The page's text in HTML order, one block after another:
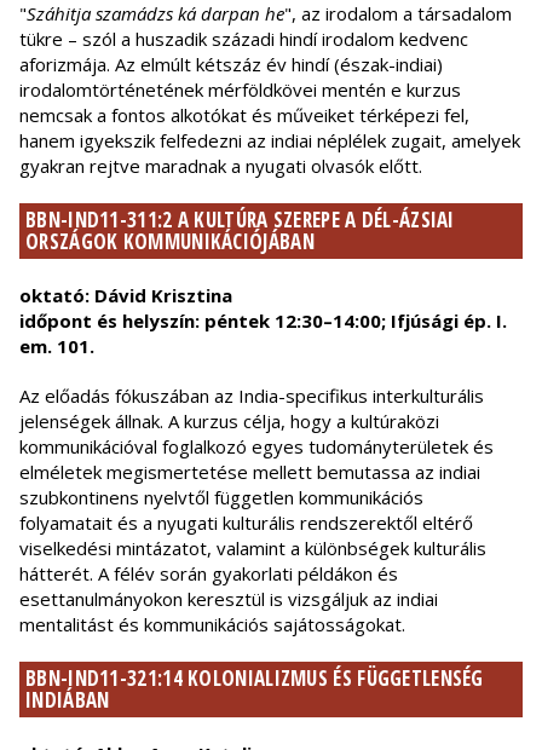
"Száhitja szamádzs ká darpan he", az irodalom a társadalom
tükre – szól a huszadik századi hindí irodalom kedvenc
aforizmája. Az elmúlt kétszáz év hindí (észak-indiai)
irodalomtörténetének mérföldkövei mentén e kurzus
nemcsak a fontos alkotókat és műveiket térképezi fel,
hanem igyekszik felfedezni az indiai néplélek zugait, amelyek
gyakran rejtve maradnak a nyugati olvasók előtt.
BBN-IND11-311:2 A KULTÚRA SZEREPE A DÉL-ÁZSIAI
ORSZÁGOK KOMMUNIKÁCIÓJÁBAN
oktató: Dávid Krisztina
időpont és helyszín: péntek 12:30–14:00; Ifjúsági ép. I.
em. 101.
Az előadás fókuszában az India-specifikus interkulturális
jelenségek állnak. A kurzus célja, hogy a kultúraközi
kommunikációval foglalkozó egyes tudományterületek és
elméletek megismertetése mellett bemutassa az indiai
szubkontinens nyelvtől független kommunikációs
folyamatait és a nyugati kulturális rendszerektől eltérő
viselkedési mintázatot, valamint a különbségek kulturális
hátterét. A félév során gyakorlati példákon és
esettanulmányokon keresztül is vizsgáljuk az indiai
mentalitást és kommunikációs sajátosságokat.
BBN-IND11-321:14 KOLONIALIZMUS ÉS FÜGGETLENSÉG
INDIÁBAN